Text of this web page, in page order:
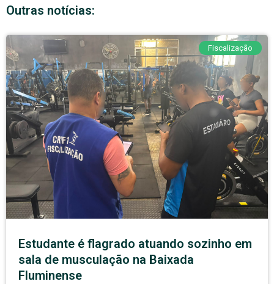
Outras notícias:
Fiscalização
Estudante é flagrado atuando sozinho em
sala de musculação na Baixada
Fluminense